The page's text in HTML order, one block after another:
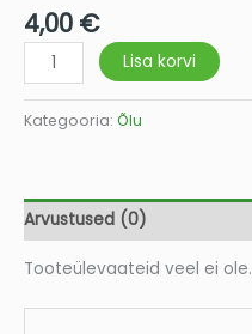
4,00 €
Lisa korvi
Kategooria: Õlu
Arvustused (0)
Tooteülevaateid veel ei ole.